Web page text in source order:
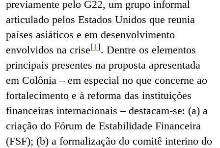
previamente pelo G22, um grupo informal
articulado pelos Estados Unidos que reunia
países asiáticos e em desenvolvimento
envolvidos na crise[1]. Dentre os elementos
principais presentes na proposta apresentada
em Colônia – em especial no que concerne ao
fortalecimento e à reforma das instituições
financeiras internacionais – destacam-se: (a) a
criação do Fórum de Estabilidade Financeira
(FSF); (b) a formalização do comitê interino do